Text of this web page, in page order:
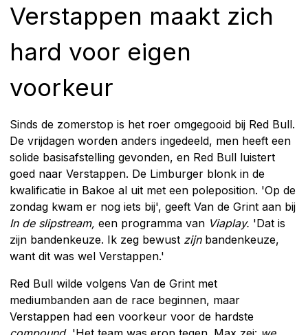
Verstappen maakt zich
hard voor eigen
voorkeur
Sinds de zomerstop is het roer omgegooid bij Red Bull.
De vrijdagen worden anders ingedeeld, men heeft een
solide basisafstelling gevonden, en Red Bull luistert
goed naar Verstappen. De Limburger blonk in de
kwalificatie in Bakoe al uit met een poleposition. 'Op de
zondag kwam er nog iets bij', geeft Van de Grint aan bij
In de slipstream, een programma van Viaplay. 'Dat is
zijn bandenkeuze. Ik zeg bewust zijn bandenkeuze,
want dit was wel Verstappen.'
Red Bull wilde volgens Van de Grint met
mediumbanden aan de race beginnen, maar
Verstappen had een voorkeur voor de hardste